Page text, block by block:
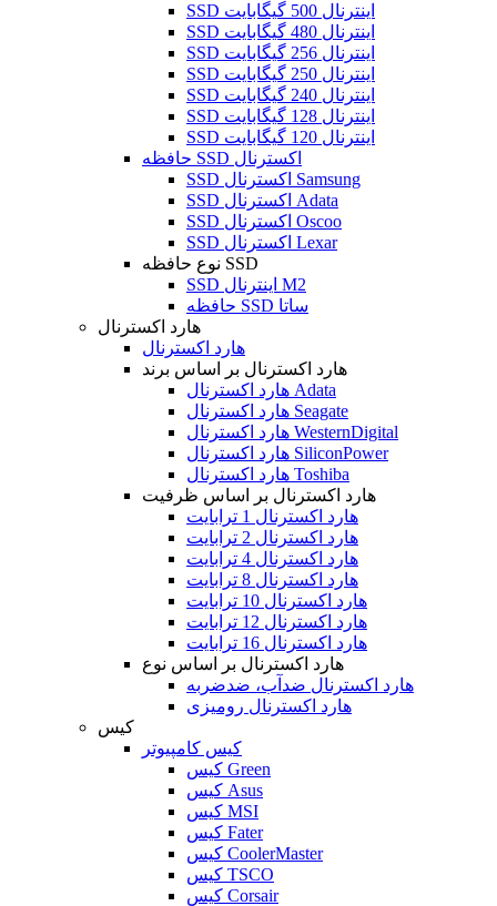
SSD اینترنال 500 گیگابایت
SSD اینترنال 480 گیگابایت
SSD اینترنال 256 گیگابایت
SSD اینترنال 250 گیگابایت
SSD اینترنال 240 گیگابایت
SSD اینترنال 128 گیگابایت
SSD اینترنال 120 گیگابایت
حافظه SSD اکسترنال
SSD اکسترنال Samsung
SSD اکسترنال Adata
SSD اکسترنال Oscoo
SSD اکسترنال Lexar
نوع حافظه SSD
SSD اینترنال M2
حافظه SSD ساتا
هارد اکسترنال
هارد اکسترنال
هارد اکسترنال بر اساس برند
هارد اکسترنال Adata
هارد اکسترنال Seagate
هارد اکسترنال WesternDigital
هارد اکسترنال SiliconPower
هارد اکسترنال Toshiba
هارد اکسترنال بر اساس ظرفیت
هارد اکسترنال 1 ترابایت
هارد اکسترنال 2 ترابایت
هارد اکسترنال 4 ترابایت
هارد اکسترنال 8 ترابایت
هارد اکسترنال 10 ترابایت
هارد اکسترنال 12 ترابایت
هارد اکسترنال 16 ترابایت
هارد اکسترنال بر اساس نوع
هارد اکسترنال ضدآب، ضدضربه
هارد اکسترنال رومیزی
کیس
کیس کامپیوتر
کیس Green
کیس Asus
کیس MSI
کیس Fater
کیس CoolerMaster
کیس TSCO
کیس Corsair